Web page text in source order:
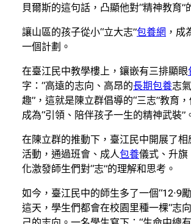
貝爾斯的這句話，凸顯他對“精神教育”
讓山區的孩子從小“立大志”包養網 ，成
一個計劃。
在臺江民中教學樓上，鑲嵌有三排顯眼
字：“高遠的志向、高昂的長期包養志
趣”，這就是陳立群倡導的“三志”教育
成為“引領、陪伴孩子一生的精神武裝”
在陳立群的推動下，臺江民中開展了
活動，通過班會、成人包養儀式、升旗
化激發師生們對“志”的理解和思考。
如今，臺江民中的師生多了一個“12·9
這天，學生們都會在校園里種一棵“志